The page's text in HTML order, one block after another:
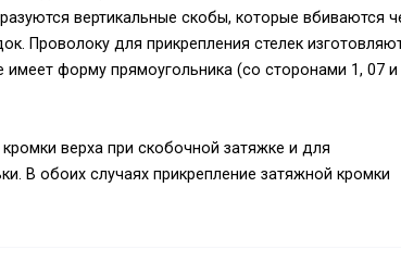
вертикальные скобы, которые вбиваются
Проволоку для прикрепления стелек
форму прямоугольника (со сторонами 1, 07 и
верха при скобочной затяжке и для
В обоих случаях прикрепление затяжной кромки
проволоки в процессе работы затяжных
диаметра через калибровочные фильеры, ее